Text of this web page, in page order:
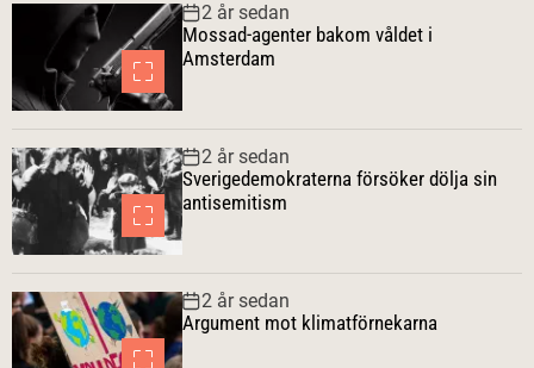
r
2 år sedan
Mossad-agenter bakom våldet i
Amsterdam
2 år sedan
Sverigedemokraterna försöker dölja sin
antisemitism
2 år sedan
Argument mot klimatförnekarna